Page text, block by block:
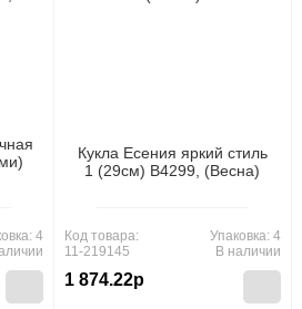
4
Кукла Есения яркий стиль
1 (29см) В4299, (Весна)
Код товара:
11-219145
1 874.22р
Упаковка: 4
В наличии